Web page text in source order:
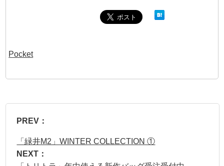
Pocket
PREV：
「緑井M2」WINTER COLLECTION ①
NEXT：